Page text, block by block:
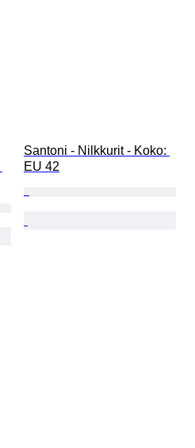
Santoni - Nilkkurit - Koko:
EU 42